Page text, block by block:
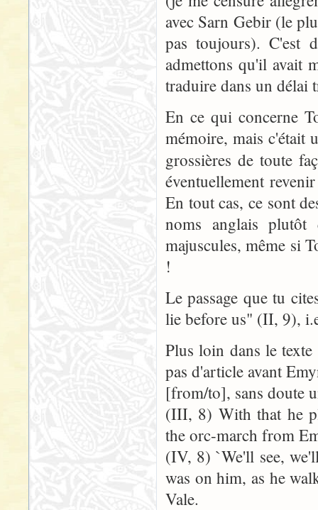
avec Sarn Gebir (le
pas toujours). C'est
admettons qu'il avait
traduire dans un délai
En ce qui concerne
mémoire, mais c'était
grossières de toute
éventuellement
En tout cas, ce sont
noms anglais
majuscules, même si
!
Le passage que tu
lie before us" (II, 9),
Plus loin dans le
pas d'article avant
[from/to], sans doute
(III, 8) With that he
the orc-march from
(IV, 8) `We'll see,
was on him, as he
Vale.